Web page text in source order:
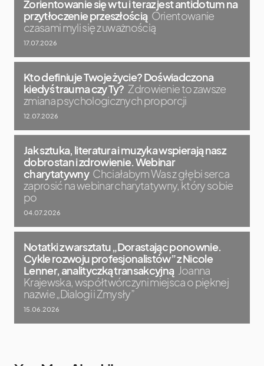
Zorientowanie się w tu i teraz jest antidotum na
przytłoczenie przeszłością Orientowanie
czasami myli się z uważnością
17.07.2026
Kto definiuje Twoje życie? Doświadczona
kiedyś trauma czy Ty? Zdrowienie to zawsze
zmiana psychologicznych proporcji
12.07.2026
Jak sztuka, literatura i muzyka wspierają nasz
dobrostan i zdrowienie. Webinar
charytatywny Chciałabym Was z głębi serca
zaprosić na webinar charytatywny, który sobie
po
04.07.2026
Notatki z warsztatu „Dorastając ponownie.
Cykle rozwoju profesjonalistów” z Nicole
Lenner, analityczką transakcyjną Joanna
Krajewska, współtwórczyni miejsca o pięknej
nazwie „Dialogi i Zmysły”
15.06.2026